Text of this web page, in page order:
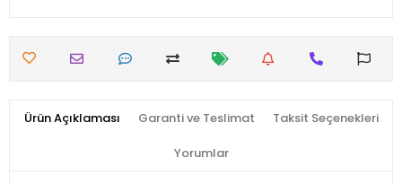
Ürün Açıklaması Garanti ve Teslimat Taksit Seçenekleri
Yorumlar